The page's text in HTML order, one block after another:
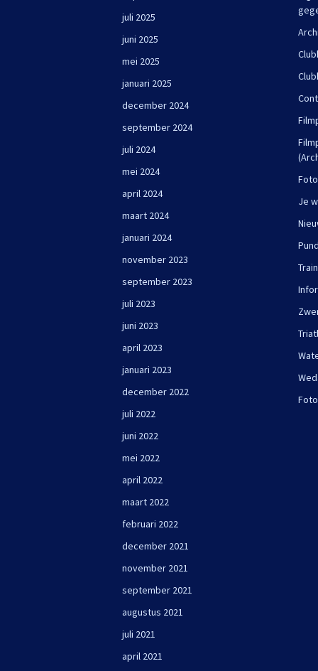
juli 2025
juni 2025
mei 2025
januari 2025
december 2024
september 2024
juli 2024
mei 2024
april 2024
maart 2024
januari 2024
november 2023
september 2023
juli 2023
juni 2023
april 2023
januari 2023
december 2022
juli 2022
juni 2022
mei 2022
april 2022
maart 2022
februari 2022
december 2021
november 2021
september 2021
augustus 2021
juli 2021
april 2021
Je